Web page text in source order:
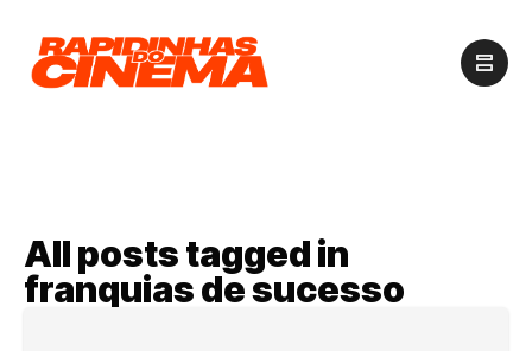
All posts tagged in
franquias de sucesso